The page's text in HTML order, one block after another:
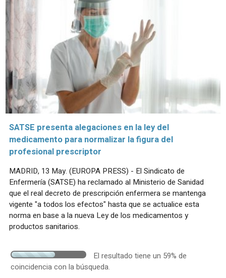
SATSE presenta alegaciones en la ley del
medicamento para normalizar la figura del
profesional prescriptor
MADRID, 13 May. (EUROPA PRESS) - El Sindicato de
Enfermería (SATSE) ha reclamado al Ministerio de Sanidad
que el real decreto de prescripción enfermera se mantenga
vigente "a todos los efectos" hasta que se actualice esta
norma en base a la nueva Ley de los medicamentos y
productos sanitarios.
El resultado tiene un 59% de
coincidencia con la búsqueda.